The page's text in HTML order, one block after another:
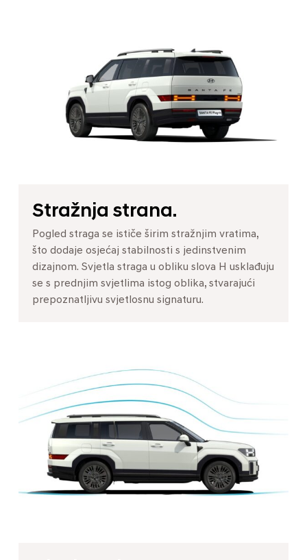
Stražnja strana.
Pogled straga se ističe širim stražnjim vratima,
što dodaje osjećaj stabilnosti s jedinstvenim
dizajnom. Svjetla straga u obliku slova H usklađuju
se s prednjim svjetlima istog oblika, stvarajući
prepoznatljivu svjetlosnu signaturu.